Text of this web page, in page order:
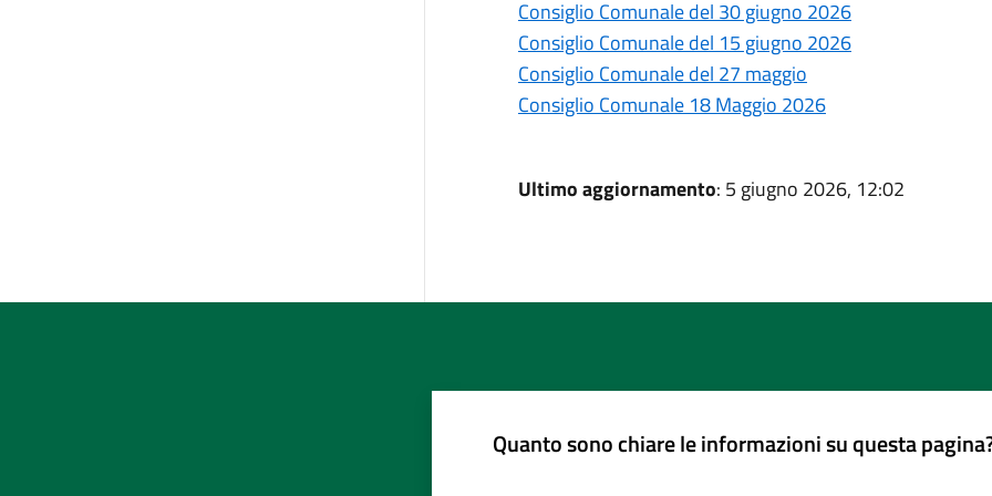
Consiglio Comunale del 30 giugno 2026
Consiglio Comunale del 15 giugno 2026
Consiglio Comunale del 27 maggio
Consiglio Comunale 18 Maggio 2026
Ultimo aggiornamento: 5 giugno 2026, 12:02
Quanto sono chiare le informazioni su questa